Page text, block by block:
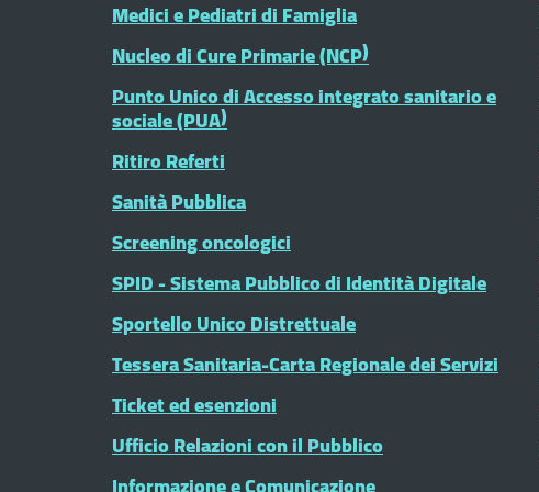
Medici e Pediatri di Famiglia
Nucleo di Cure Primarie (NCP)
Punto Unico di Accesso integrato sanitario e
sociale (PUA)
Ritiro Referti
Sanità Pubblica
Screening oncologici
SPID - Sistema Pubblico di Identità Digitale
Sportello Unico Distrettuale
Tessera Sanitaria-Carta Regionale dei Servizi
Ticket ed esenzioni
Ufficio Relazioni con il Pubblico